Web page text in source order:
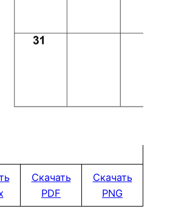
Скачать
PDF
Скачать
PNG